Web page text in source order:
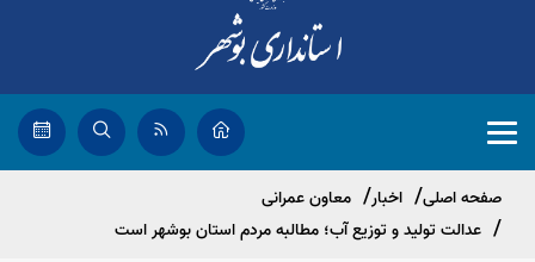
صفحه اصلی اخبار
معاون عمرانی
عدالت تولید و توزیع آب؛ مطالبه مردم استان بوشهر است